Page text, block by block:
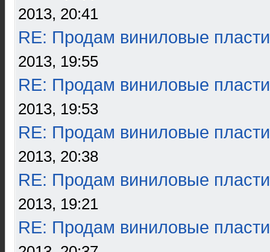
2013, 20:41
RE: Продам виниловые
2013, 19:55
RE: Продам виниловые
2013, 19:53
RE: Продам виниловые
2013, 20:38
RE: Продам виниловые
2013, 19:21
RE: Продам виниловые